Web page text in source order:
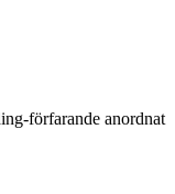
förfarande anordnat